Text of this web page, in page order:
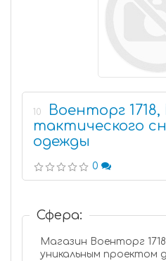
10
Военторг
тактического
одежды
0
Сфера:
Магазин Военторг
уникальным проектом